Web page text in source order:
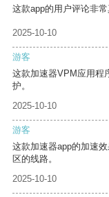
这款app的用户评论非
2025-10-10
游客
这款加速器VPM应用程
护。
2025-10-10
游客
这款加速器app的加速
区的线路。
2025-10-10